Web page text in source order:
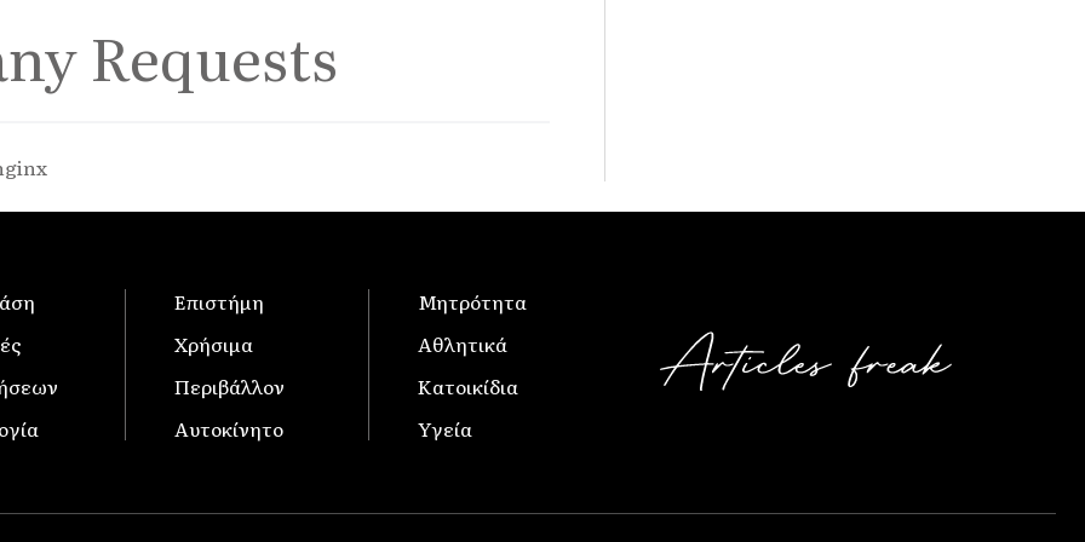
Requests
Επιστήμη
Χρήσιμα
Περιβάλλον
Αυτοκίνητο
Μητρότητα
Αθλητικά
Κατοικίδια
Υγεία